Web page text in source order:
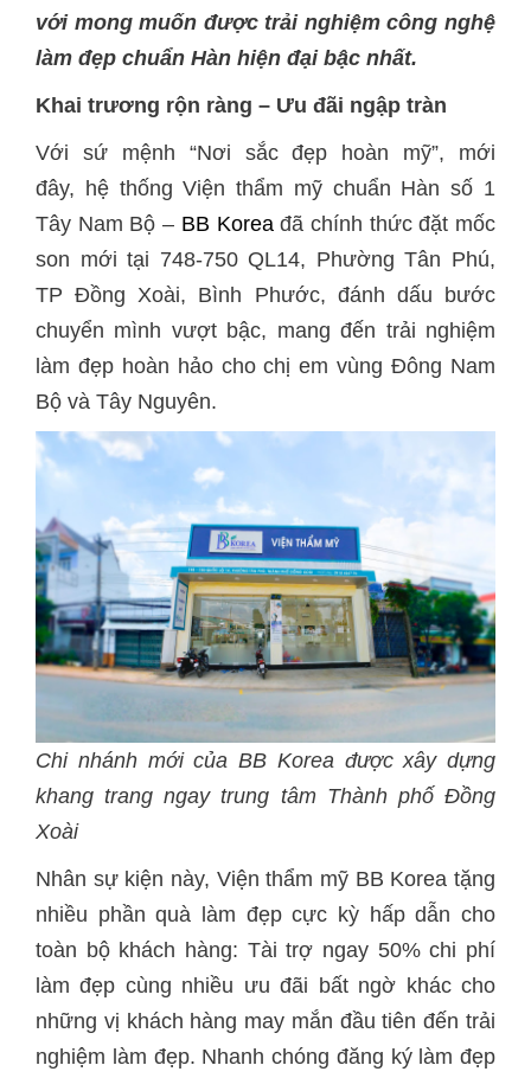
với mong muốn được trải nghiệm công nghệ
làm đẹp chuẩn Hàn hiện đại bậc nhất.
Khai trương rộn ràng – Ưu đãi ngập tràn
Với sứ mệnh “Nơi sắc đẹp hoàn mỹ”, mới
đây, hệ thống Viện thẩm mỹ chuẩn Hàn số 1
Tây Nam Bộ – BB Koreađã chính thức đặt mốc
son mới tại 748-750 QL14, Phường Tân Phú,
TP Đồng Xoài, Bình Phước, đánh dấu bước
chuyển mình vượt bậc, mang đến trải nghiệm
làm đẹp hoàn hảo cho chị em vùng Đông Nam
Bộ và Tây Nguyên.
Chi nhánh mới của BB Korea được xây dựng
khang trang ngay trung tâm Thành phố Đồng
Xoài
Nhân sự kiện này, Viện thẩm mỹ BB Korea tặng
nhiều phần quà làm đẹp cực kỳ hấp dẫn cho
toàn bộ khách hàng: Tài trợ ngay 50% chi phí
làm đẹp cùng nhiều ưu đãi bất ngờ khác cho
những vị khách hàng may mắn đầu tiên đến trải
nghiệm làm đẹp. Nhanh chóng đăng ký làm đẹp